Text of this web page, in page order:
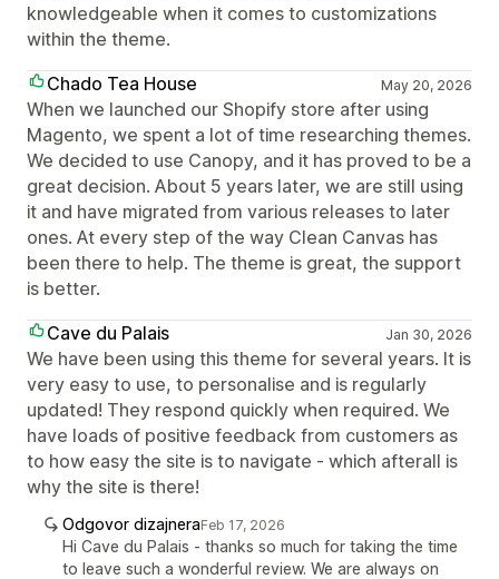
knowledgeable when it comes to customizations
within the theme.
Chado Tea House
May 20, 2026
When we launched our Shopify store after using
Magento, we spent a lot of time researching themes.
We decided to use Canopy, and it has proved to be a
great decision. About 5 years later, we are still using
it and have migrated from various releases to later
ones. At every step of the way Clean Canvas has
been there to help. The theme is great, the support
is better.
Cave du Palais
Jan 30, 2026
We have been using this theme for several years. It is
very easy to use, to personalise and is regularly
updated! They respond quickly when required. We
have loads of positive feedback from customers as
to how easy the site is to navigate - which afterall is
why the site is there!
Odgovor dizajneraFeb 17, 2026
Hi Cave du Palais - thanks so much for taking the time
to leave such a wonderful review. We are always on